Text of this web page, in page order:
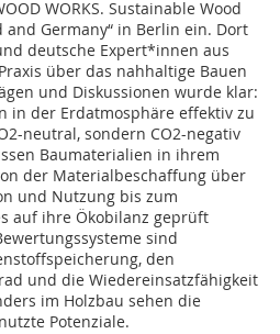
WORKS. Sustainable Wood
Germany“ in Berlin ein. Dort
deutsche Expert*innen aus
über das nahhaltige Bauen
und Diskussionen wurde klar:
in der Erdatmosphäre effektiv zu
neutral, sondern CO2-negativ
Baumaterialien in ihrem
der Materialbeschaffung über
und Nutzung bis zum
auf ihre Ökobilanz geprüft
sind
den
und die Wiedereinsatzfähigkeit
im Holzbau sehen die
Potenziale.